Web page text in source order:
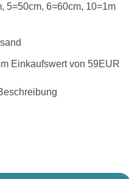
5=50cm, 6=60cm, 10=1m
Einkaufswert von 59EUR
Matteo von Swafing Menge